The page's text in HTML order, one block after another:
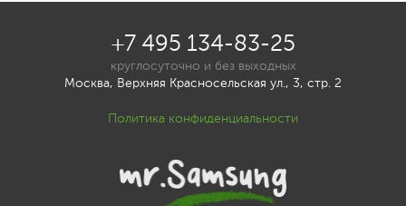
+7 495 134-83-25
круглосуточно и без выходных
Москва, Верхняя Красносельская ул., 3, стр. 2
Политика конфиденциальности